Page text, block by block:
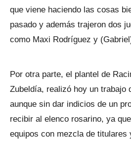
que viene haciendo las cosas
pasado y además trajeron dos
como Maxi Rodríguez y
Por otra parte, el plantel de
Zubeldía, realizó hoy un trabajo
aunque sin dar indicios de un
recibir al elenco rosarino, ya
equipos con mezcla de titulares